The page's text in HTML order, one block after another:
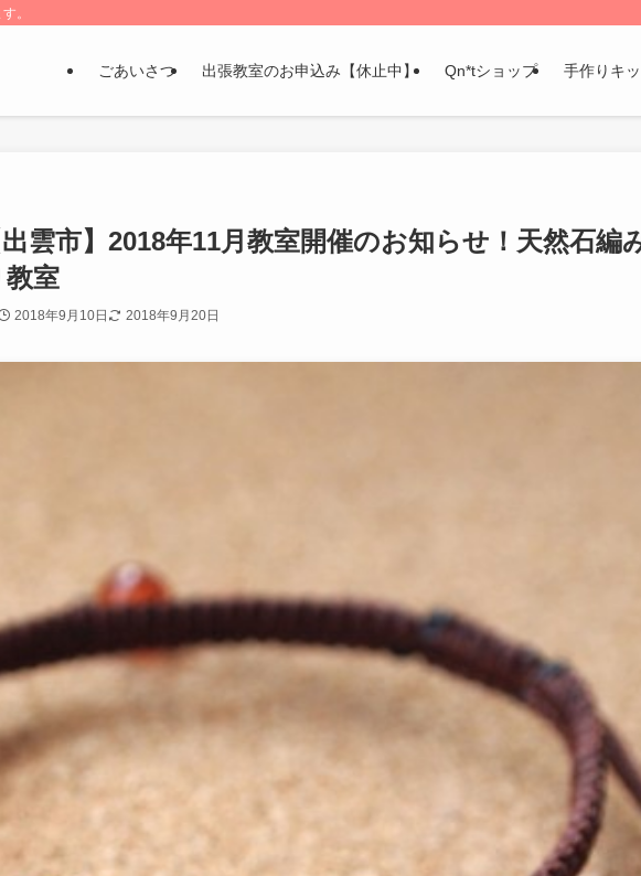
。
ごあいさつ 出張教室のお申込み【休止中】 Qn*tショップ 手作りキ
出雲市】2018年11月教室開催のお知らせ！天然石編
教室
2018年9月10日 2018年9月20日